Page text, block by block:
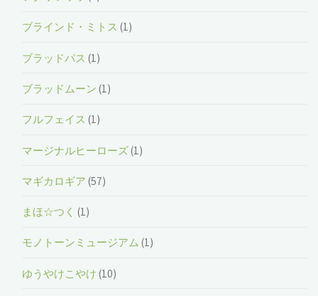
ブラインド・ミトス (1)
ブラッドパス (1)
ブラッドムーン (1)
フルフェイス (1)
マージナルヒーローズ(1)
マギカロギア (57)
まほ☆つく (1)
モノトーンミュージアム (1)
ゆうやけこやけ (10)